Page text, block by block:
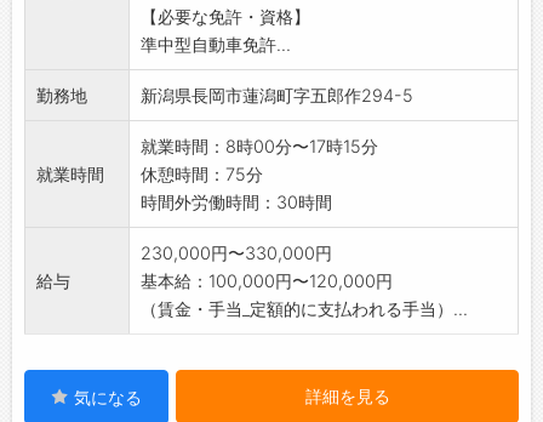
・荷物の手積み、手降ろし作業があります。
・主な荷物:食品(米菓・酒類等)、家電品、工業
製品などの雑貨
※2026年2月に営業所が新築移転となりました!
な仕事環境です。
※変更範囲:会社の定める業務
【必要な免許・資格】
準中型自動車免許...
勤務地 新潟県長岡市蓮潟町字五郎作294-5
就業時間
就業時間：8時00分〜17時15分
休憩時間：75分
時間外労働時間：30時間
給与
230,000円〜330,000円
基本給：100,000円〜120,000円
（賃金・手当_定額的に支払われる手当）...
気になる 詳細を見る